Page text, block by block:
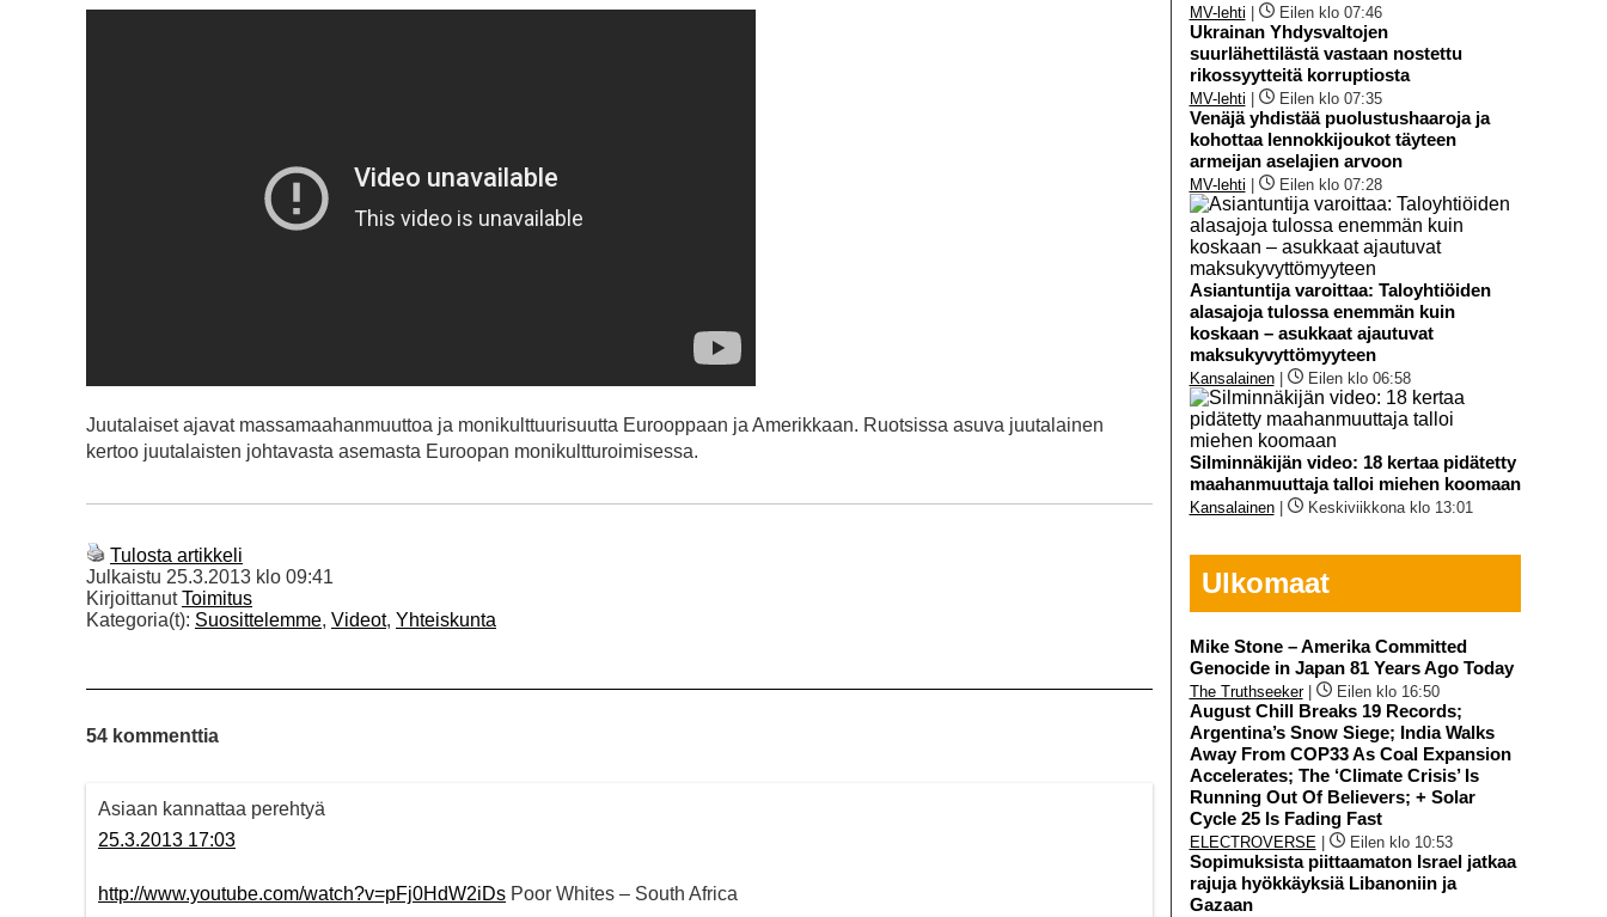
Juutalaiset ajavat massamaahanmuuttoa ja monikulttuurisuutta Eurooppaan ja Amerikkaan. Ruotsissa asuva juutalainen
kertoo juutalaisten johtavasta asemasta Euroopan monikultturoimisessa.
Tulosta artikkeli
Julkaistu 25.3.2013 klo 09:41
KirjoittanutToimitus
Kategoria(t): Suosittelemme, Videot, Yhteiskunta
54 kommenttia
Asiaan kannattaa perehtyä
25.3.2013 17:03
http://www.youtube.com/watch?v=pFj0HdW2iDs Poor Whites – South Africa
MV-lehti Eilen klo 07:46
Ukrainan Yhdysvaltojen
suurlähettilästä vastaan nostettu
rikossyytteitä korruptiosta
MV-lehti Eilen klo 07:35
Venäjä yhdistää puolustushaaroja ja
kohottaa lennokkijoukot täyteen
armeijan aselajien arvoon
MV-lehti Eilen klo 07:28
Asiantuntija varoittaa: Taloyhtiöiden
alasajoja tulossa enemmän kuin
koskaan – asukkaat ajautuvat
maksukyvyttömyyteen
Kansalainen| Eilen klo 06:58
Silminnäkijän video: 18 kertaa pidätetty
maahanmuuttaja talloi miehen koomaan
Kansalainen| Keskiviikkona klo 13:01
Ulkomaat
Mike Stone – Amerika Committed
Genocide in Japan 81 Years Ago Today
The Truthseeker| Eilen klo 16:50
August Chill Breaks 19 Records;
Argentina’s Snow Siege; India Walks
Away From COP33 As Coal Expansion
Accelerates; The ‘Climate Crisis’ Is
Running Out Of Believers; + Solar
Cycle 25 Is Fading Fast
ELECTROVERSE Eilen klo 10:53
Sopimuksista piittaamaton Israel jatkaa
rajuja hyökkäyksiä Libanoniin ja
Gazaan